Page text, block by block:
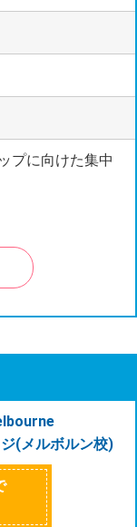
プに向けた集中
(メルボルン校)